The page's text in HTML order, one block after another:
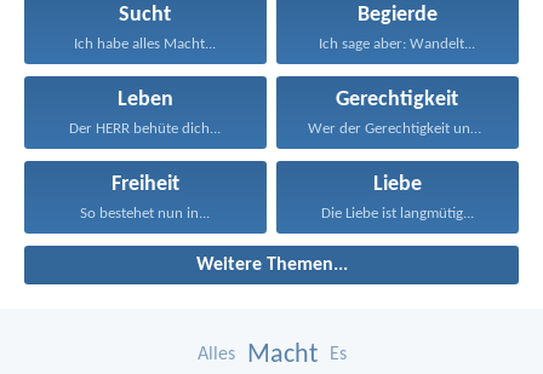
Sucht
Ich habe alles Macht...
Begierde
Ich sage aber: Wandelt...
Leben
Der HERR behüte dich...
Gerechtigkeit
Wer der Gerechtigkeit und...
Freiheit
So bestehet nun in...
Liebe
Die Liebe ist langmütig...
Weitere Themen...
Alles Macht Es